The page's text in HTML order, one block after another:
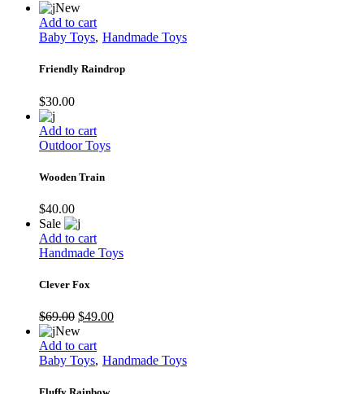
New
Add to cart
Baby Toys Handmade Toys
Friendly Raindrop
$30.00
Add to cart
Outdoor Toys
Wooden Train
$40.00
Sale
Add to cart
Handmade Toys
Clever Fox
$69.00 $49.00
New
Add to cart
Baby Toys Handmade Toys